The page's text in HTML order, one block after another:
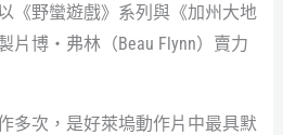
《野蠻遊戲》系列與《加州大地
片博・弗林（Beau Flynn）賣力
多次，是好萊塢動作片中最具默